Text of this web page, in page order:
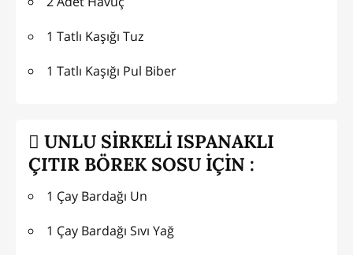
1 Tatlı Kaşığı Tuz
1 Tatlı Kaşığı Pul Biber
UNLU SİRKELİ ISPANAKLI
ÇITIR BÖREK SOSU İÇİN :
1 Çay Bardağı Un
1 Çay Bardağı Sıvı Yağ